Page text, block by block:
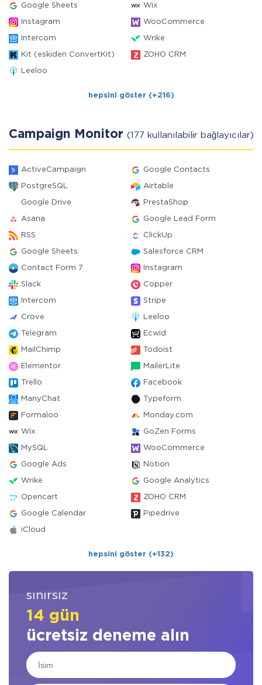
Google Sheets Wix
Instagram WooCommerce
Intercom Wrike
Kit (eskiden ConvertKit) ZOHO CRM
Leeloo
hepsini göster (+216)
Campaign Monitor (177 kullanılabilir bağlayıcılar)
ActiveCampaign Google Contacts
PostgreSQL Airtable
Google Drive PrestaShop
Asana Google Lead Form
RSS ClickUp
Google Sheets Salesforce CRM
Contact Form 7 Instagram
Slack Copper
Intercom Stripe
Crove Leeloo
Telegram Ecwid
MailChimp Todoist
Elementor MailerLite
Trello Facebook
ManyChat Typeform
Formaloo Monday.com
Wix GoZen Forms
MySQL WooCommerce
Google Ads Notion
Wrike Google Analytics
Opencart ZOHO CRM
Google Calendar Pipedrive
iCloud
hepsini göster (+132)
sınırsız
14 gün
ücretsiz deneme alın